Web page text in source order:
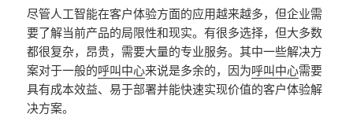
尽管人工智能在客户体验方面的应用越来越多，但企业需
要了解当前产品的局限性和现实。有很多选择，但大多数
都很复杂，昂贵，需要大量的专业服务。其中一些解决方
案对于一般的呼叫中心来说是多余的，因为呼叫中心需要
具有成本效益、易于部署并能快速实现价值的客户体验解
决方案。